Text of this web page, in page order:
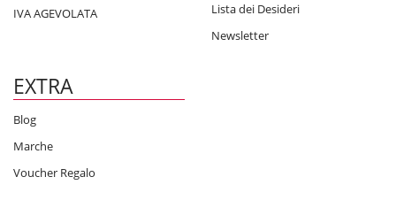
IVA AGEVOLATA
Lista dei Desideri
Newsletter
EXTRA
Blog
Marche
Voucher Regalo